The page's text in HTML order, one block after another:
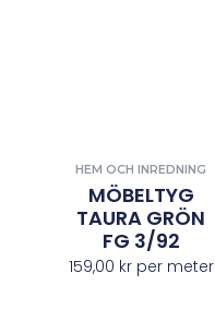
HEM OCH INREDNING
MÖBELTYG
TAURA GRÖN
FG 3/92
159,00 krper meter